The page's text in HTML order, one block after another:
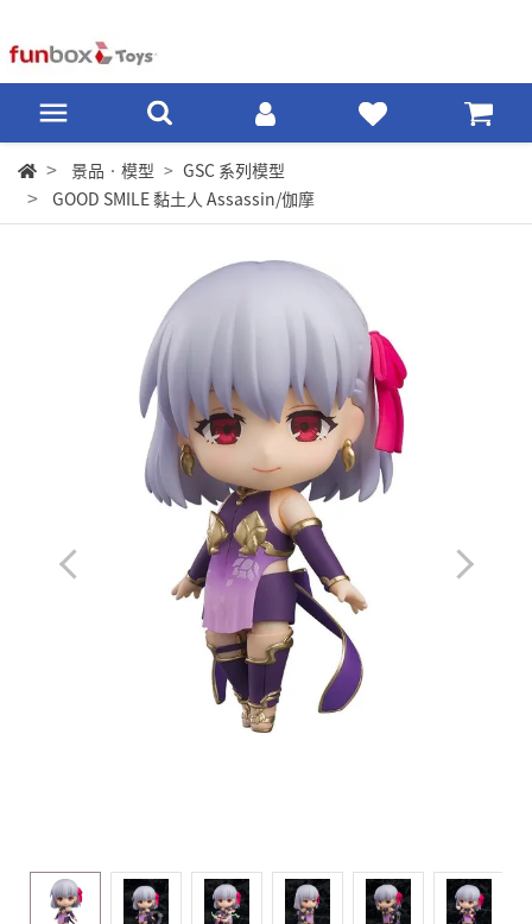
景品‧模型
GSC 系列模型
GOOD SMILE 黏土人 Assassin/伽摩